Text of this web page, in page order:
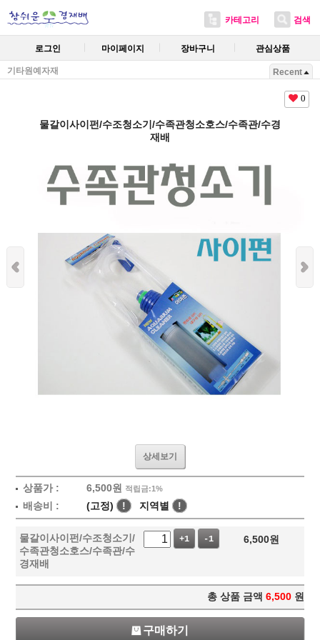
카테고리 검색
로그인 마이페이지 장바구니 관심상품
기타원예자재 Recent
0
물갈이사이펀/수조청소기/수족관청소호스/수족관/수경
재배
상세보기
상품가 : 6,500원 적립금:1%
배송비 : (고정) ! 지역별 !
물갈이사이펀/수조청소기/
수족관청소호스/수족관/수
경재배
+1 -1 6,500원
총 상품 금액 6,500 원
구매하기